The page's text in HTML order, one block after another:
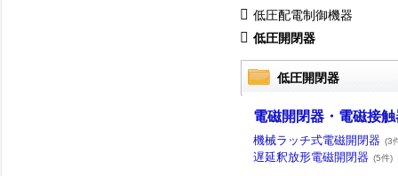
低圧配電制御機器
低圧開閉器
低圧開閉器
電磁開閉器・電磁接触
機械ラッチ式電磁開閉器 (3
遅延釈放形電磁開閉器 (5件)